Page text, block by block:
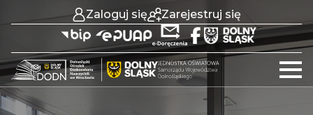
Zaloguj się Zarejestruj się